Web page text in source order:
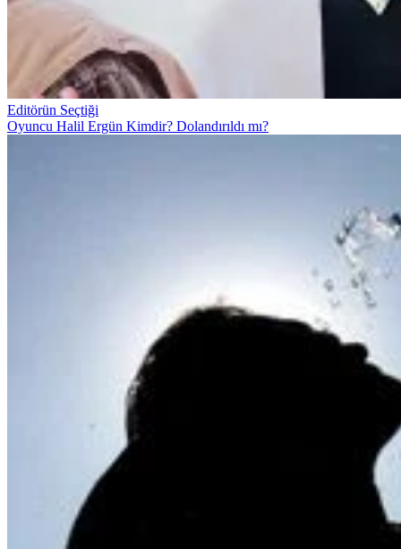
Editörün Seçtiği
Oyuncu Halil Ergün Kimdir? Dolandırıldı mı?